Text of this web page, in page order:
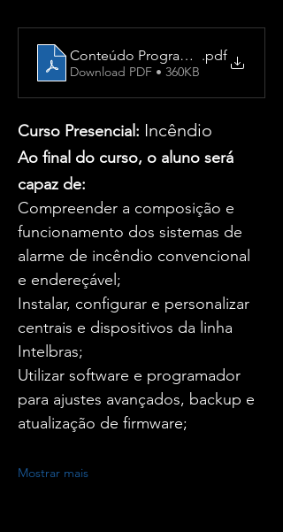
Conteúdo Programático - incendio
.pdf
Download PDF • 360KB
Curso Presencial: Incêndio
Ao final do curso, o aluno será
capaz de:
Compreender a composição e
funcionamento dos sistemas de
alarme de incêndio convencional
e endereçável;
Instalar, configurar e personalizar
centrais e dispositivos da linha
Intelbras;
Utilizar software e programador
para ajustes avançados, backup e
atualização de firmware;
Mostrar mais